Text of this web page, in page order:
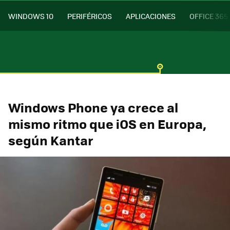
WINDOWS 10 PERIFÉRICOS APLICACIONES OFFICE 365
Windows Phone ya crece al
mismo ritmo que iOS en Europa,
según Kantar